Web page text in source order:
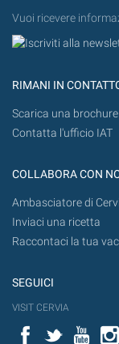
Vuoi ricevere
RIMANI IN
Scarica una brochure
Contatta l'ufficio IAT
COLLABORA CON
Ambasciatore di
Inviaci una ricetta
Raccontaci la tua
SEGUICI
VISIT CERVIA
FacebookTwitter